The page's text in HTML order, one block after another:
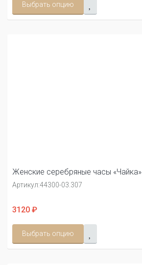
Выбрать опцию
Женские серебряные часы «Чайка»
Артикул:44300-03.307
3120 ₽
Выбрать опцию